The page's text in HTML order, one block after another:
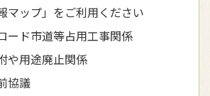
マップ」をご利用ください
ード市道等占用工事関係
や用途廃止関係
協議